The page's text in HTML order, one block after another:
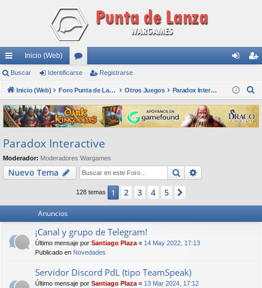
nl
ac
es
rá
pi
do
s
Inicio (Web)
or
os nti
fic
ar
ist
ra
rs
Buscar Identificarse Registrarse
Inicio (Web) Foro Punta de Lanza Wargames Otros Juegos Paradox Interactive
s
c
Paradox Interactive
Moderador: Moderadores Wargames
Nuevo Tema Buscar
128 temas 1 2 3 4 5
Anuncios
¡Canal y grupo de Telegram!
Último mensaje por Santiago Plaza « 14 May 2022, 17:13
Publicado en Novedades
Servidor Discord PdL (tipo TeamSpeak)
Último mensaje por Santiago Plaza « 13 Mar 2024, 17:12